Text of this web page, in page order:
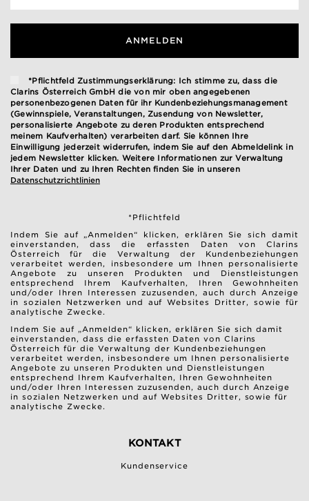
ANMELDEN
*Pflichtfeld Zustimmungserklärung: Ich stimme zu, dass die
Clarins Österreich GmbH die von mir oben angegebenen
personenbezogenen Daten für ihr Kundenbeziehungsmanagement
(Gewinnspiele, Veranstaltungen, Zusendung von Newsletter,
personalisierte Angebote zu deren Produkten entsprechend
meinem Kaufverhalten) verarbeiten darf. Sie können Ihre
Einwilligung jederzeit widerrufen, indem Sie auf den Abmeldelink in
jedem Newsletter klicken. Weitere Informationen zur Verwaltung
Ihrer Daten und zu Ihren Rechten finden Sie in unseren
Datenschutzrichtlinien
*Pflichtfeld
Indem Sie auf „Anmelden“ klicken, erklären Sie sich damit
einverstanden, dass die erfassten Daten von Clarins
Österreich für die Verwaltung der Kundenbeziehungen
verarbeitet werden, insbesondere um Ihnen personalisierte
Angebote zu unseren Produkten und Dienstleistungen
entsprechend Ihrem Kaufverhalten, Ihren Gewohnheiten
und/oder Ihren Interessen zuzusenden, auch durch Anzeige
in sozialen Netzwerken und auf Websites Dritter, sowie für
analytische Zwecke.
Indem Sie auf „Anmelden“ klicken, erklären Sie sich damit
einverstanden, dass die erfassten Daten von Clarins
Österreich für die Verwaltung der Kundenbeziehungen
verarbeitet werden, insbesondere um Ihnen personalisierte
Angebote zu unseren Produkten und Dienstleistungen
entsprechend Ihrem Kaufverhalten, Ihren Gewohnheiten
und/oder Ihren Interessen zuzusenden, auch durch Anzeige
in sozialen Netzwerken und auf Websites Dritter, sowie für
analytische Zwecke.
KONTAKT
Kundenservice